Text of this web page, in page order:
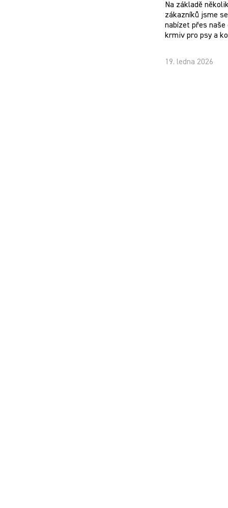
Na základě
zákazníků jsme
nabízet přes
krmiv pro psy a
19. ledna 2026